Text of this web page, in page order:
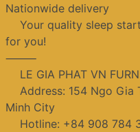
Nationwide delivery
Your quality sleep
for you!
⸻
LE GIA PHAT VN
Address: 154 Ngo Gia
Minh City
Hotline: +84 908 784